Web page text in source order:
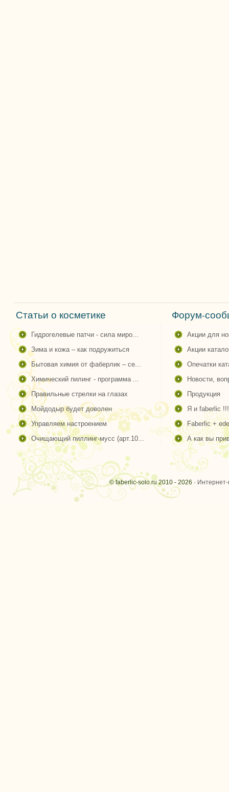
Статьи о косметике
гидрогелевые патчи - сила миро...
зима и кожа – как подружиться
бытовая химия от фаберлик – се...
химический пилинг - программа ...
правильные стрелки на глазах
мойдодыр будет доволен
управляем настроением
очищающий пиллинг-мусс (арт.10...
Форум-
акции для
акции
опечатки
новости,
продукция
я и faberlic !!!
faberlic +
а как вы
© faberlic-solo.ru 2010 - 2026 ·